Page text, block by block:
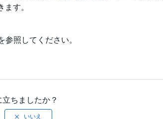
す。
参照してください。
ちましたか？